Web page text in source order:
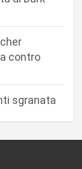
contro
sgranata